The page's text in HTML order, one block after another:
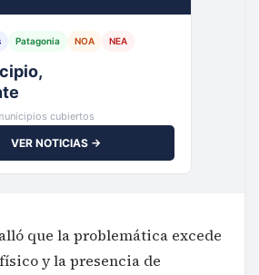
Patagonia NOA NEA
cubiertos
VER NOTICIAS →
que la problemática excede
y la presencia de